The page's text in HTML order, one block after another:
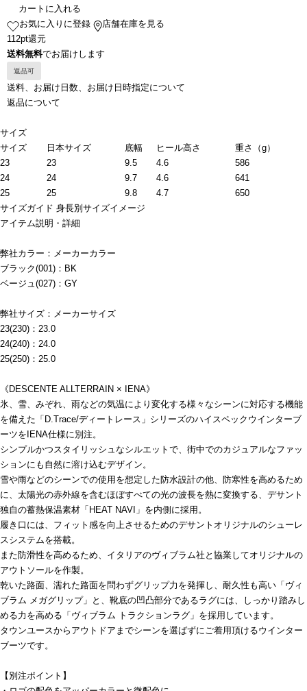
カートに入れる
お気に入りに登録
店舗在庫を見る
112pt還元
送料無料でお届けします
返品可
送料、お届け日数、お届け日時指定について
返品について
サイズ
サイズ
日本サイズ 底幅 ヒール高さ
重さ（g）
23
23 9.5 4.6
586
24
24 9.7 4.6
641
25
25 9.8 4.7
650
サイズガイド 身長別サイズイメージ
アイテム説明・詳細
弊社カラー：メーカーカラー
ブラック(001)：BK
ベージュ(027)：GY
弊社サイズ：メーカーサイズ
23(230)：23.0
24(240)：24.0
25(250)：25.0
《DESCENTE ALLTERRAIN × IENA》
氷、雪、みぞれ、雨などの気温により変化する様々なシーンに対応する機能
を備えた「D.Trace/ディートレース」シリーズのハイスペックウインターブ
ーツをIENA仕様に別注。
シンプルかつスタイリッシュなシルエットで、街中でのカジュアルなファッ
ションにも自然に溶け込むデザイン。
雪や雨などのシーンでの使用を想定した防水設計の他、防寒性を高めるため
に、太陽光の赤外線を含むほぼすべての光の波長を熱に変換する、デサント
独自の蓄熱保温素材「HEAT NAVI」を内側に採用。
履き口には、フィット感を向上させるためのデサントオリジナルのシューレ
スシステムを搭載。
また防滑性を高めるため、イタリアのヴィブラム社と協業してオリジナルの
アウトソールを作製。
乾いた路面、濡れた路面を問わずグリップ力を発揮し、耐久性も高い「ヴィ
ブラム メガグリップ」と、靴底の凹凸部分であるラグには、しっかり踏みし
める力を高める「ヴィブラム トラクションラグ」を採用しています。
タウンユースからアウトドアまでシーンを選ばずにご着用頂けるウインター
ブーツです。
【別注ポイント】